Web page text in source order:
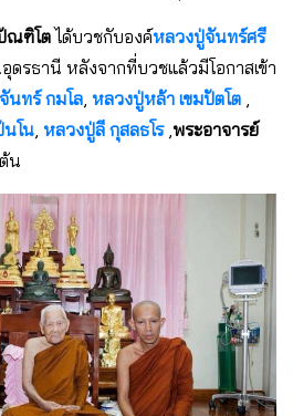
ณฑิโตได้บวชกับองค์หลวงปู่จันทร์ศรี
ดรธานี หลังจากที่บวชแล้วมีโอกาสเข้า
ทร์ กมโล หลวงปู่หล้า เขมปัตโต
โน หลวงปู่ลี กุสลธโร, พระอาจารย์
น